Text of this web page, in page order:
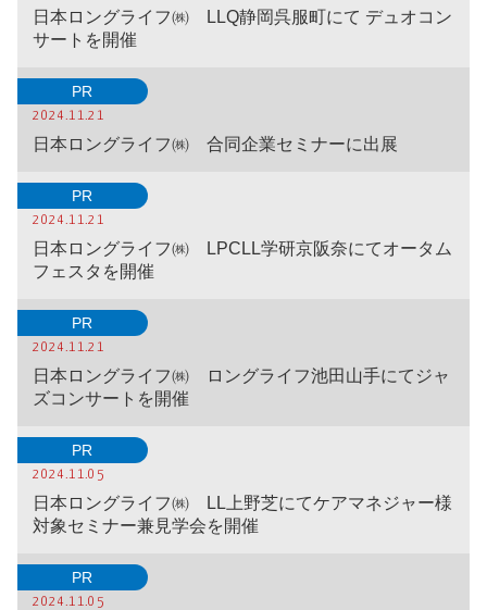
日本ロングライフ㈱ LLQ静岡呉服町にて デュオコン
サートを開催
PR
2024.11.21
日本ロングライフ㈱ 合同企業セミナーに出展
PR
2024.11.21
日本ロングライフ㈱ LPCLL学研京阪奈にてオータム
フェスタを開催
PR
2024.11.21
日本ロングライフ㈱ ロングライフ池田山手にてジャ
ズコンサートを開催
PR
2024.11.05
日本ロングライフ㈱ LL上野芝にてケアマネジャー様
対象セミナー兼見学会を開催
PR
2024.11.05